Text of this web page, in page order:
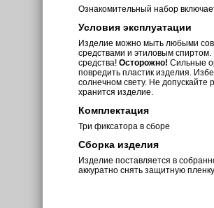
Ознакомительный набор
Условия эксплуатации
Изделие можно мыть любыми
средствами и этиловым
средства!Осторожно! Сильные
повредить пластик изделия.
солнечном свету. Не
хранится изделие.
Комплектация
Три фиксатора в сборе
Сборка изделия
Изделие поставляется в
аккуратно снять защитную